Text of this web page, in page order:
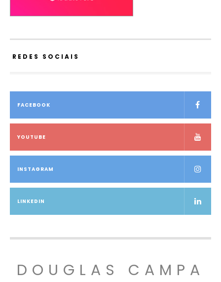
REDES SOCIAIS
FACEBOOK
YOUTUBE
INSTAGRAM
LINKEDIN
DOUGLAS CAMPA